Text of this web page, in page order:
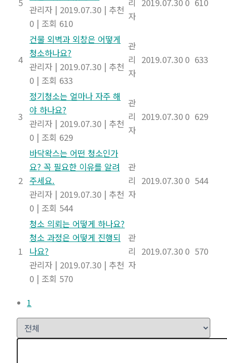
5
관리자 | 2019.07.30 | 추천
0 | 조회 610
리
자
2019.07.30 0 610
4
건물 외벽과 외창은 어떻게
청소하나요?
관리자 | 2019.07.30 | 추천
0 | 조회 633
관
리
자
2019.07.30 0 633
3
정기청소는 얼마나 자주 해
야 하나요?
관리자 | 2019.07.30 | 추천
0 | 조회 629
관
리
자
2019.07.30 0 629
2
바닥왁스는 어떤 청소인가
요? 꼭 필요한 이유를 알려
주세요.
관리자 | 2019.07.30 | 추천
0 | 조회 544
관
리
자
2019.07.30 0 544
1
청소 의뢰는 어떻게 하나요?
청소 과정은 어떻게 진행되
나요?
관리자 | 2019.07.30 | 추천
0 | 조회 570
관
리
자
2019.07.30 0 570
1